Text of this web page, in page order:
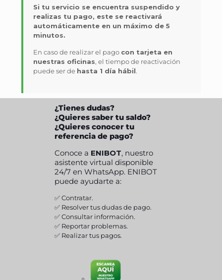
Si tu servicio se encuentra suspendido y
realizas tu pago, este se reactivará
automáticamente en un máximo de 5
minutos.
En caso de realizar el pago con tarjeta en
nuestras oficinas, el tiempo de reactivación
puede ser de hasta 1 día hábil.
¿Tienes dudas?
¿Quieres saber tu saldo?
¿Quieres conocer tu
referencia de pago?
Conoce a ENIBOT, nuestro
asistente virtual disponible
24/7 en WhatsApp. ENIBOT
puede ayudarte a:
✅ Contratar.
✅ Resolver tus dudas de pago.
✅ Consultar información.
✅ Reportar problemas.
✅ Realizar tus pagos.